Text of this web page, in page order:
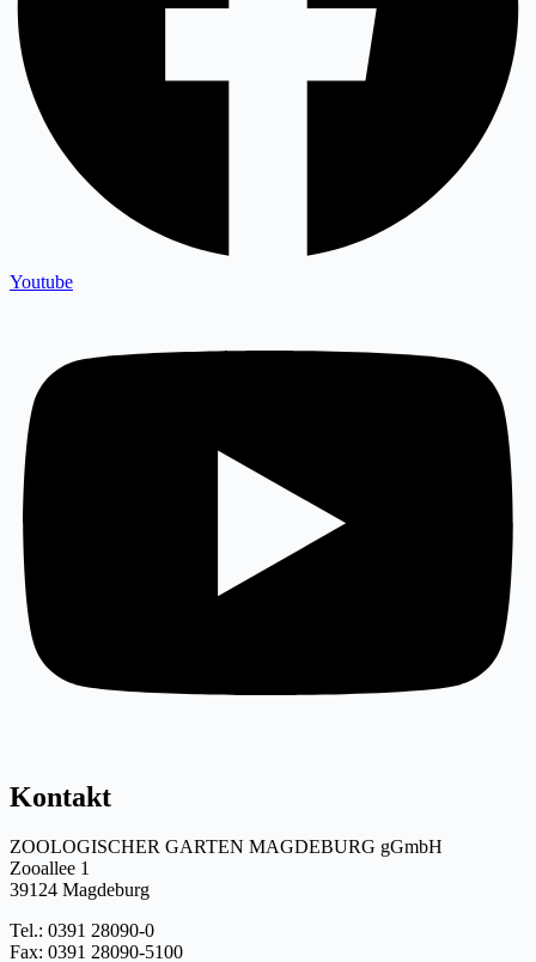
Youtube
Kontakt
ZOOLOGISCHER GARTEN MAGDEBURG gGmbH
Zooallee 1
39124 Magdeburg
Tel.: 0391 28090-0
Fax: 0391 28090-5100